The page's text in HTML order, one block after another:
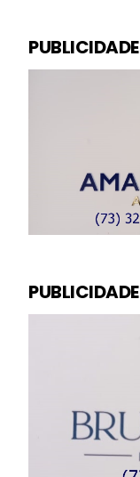
PUBLICIDADE
PUBLICIDADE